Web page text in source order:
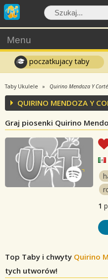
Menu
poczatkujacy taby
Taby Ukulele Quirino Mendoza Y
QUIRINO MENDOZA Y
Graj piosenki Quirino
1
Top Taby i chwyty Quirino
tych utworów!